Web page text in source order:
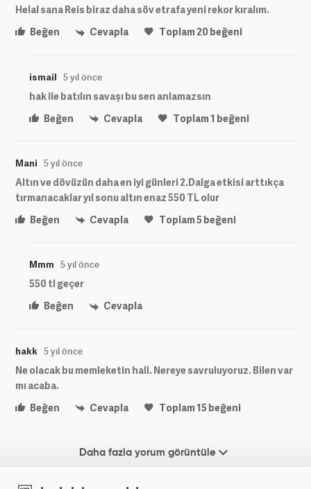
Helal sana Reis biraz daha söv etrafa yeni rekor kıralım.
Beğen
Cevapla Toplam20beğeni
ismail 5 yıl önce
hak ile batılın savaşı bu sen anlamazsın
Beğen
Cevapla Toplam1 beğeni
Mani 5 yıl önce
Altın ve dövüzün daha en iyi günleri 2.Dalga etkisi arttıkça
tırmanacaklar yıl sonu altın enaz 550 TL olur
Beğen
Cevapla Toplam5beğeni
Mmm 5 yıl önce
550 tl geçer
Beğen
Cevapla
hakk 5 yıl önce
Ne olacak bu memleketin hali. Nereye savruluyoruz. Bilen var
mı acaba.
Beğen
Cevapla Toplam15beğeni
Daha fazla yorum görüntüle